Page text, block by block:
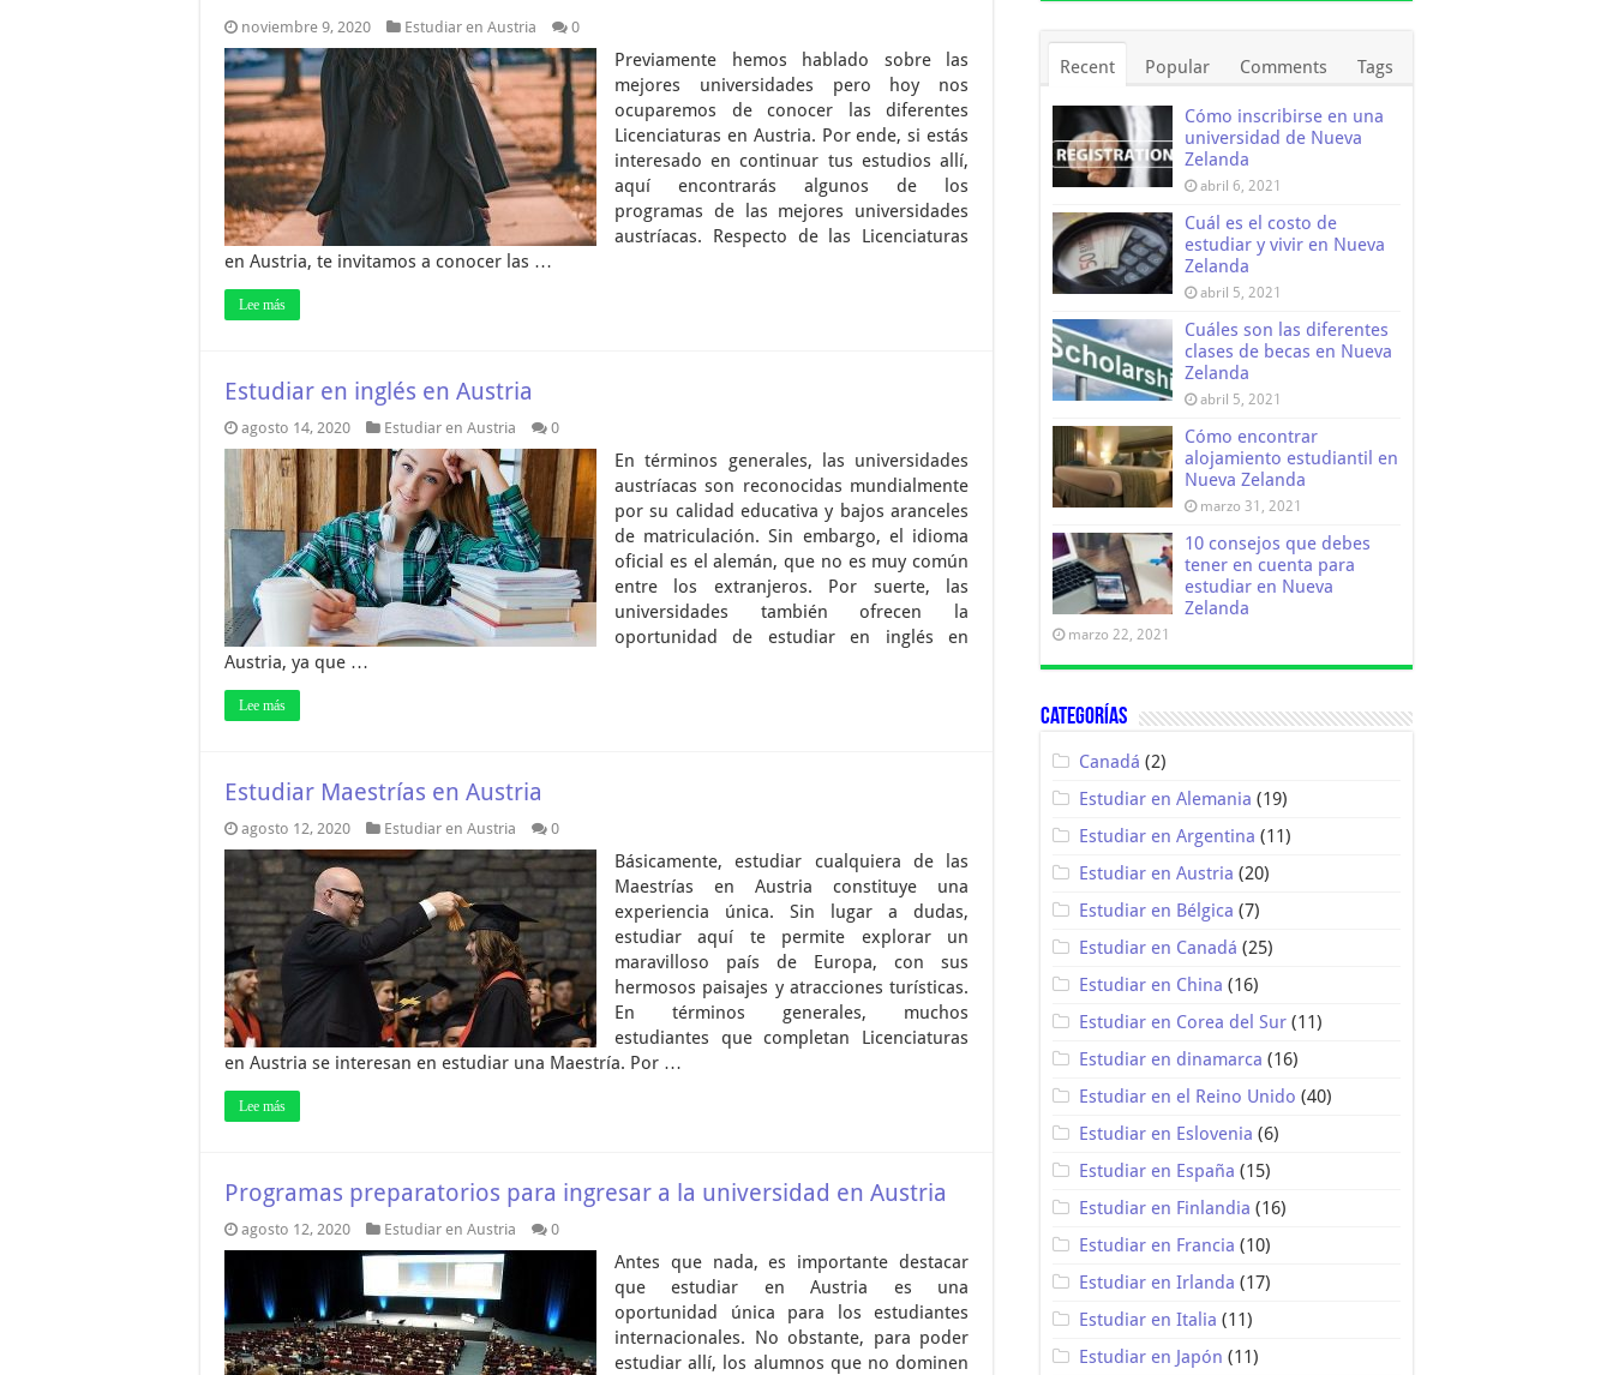
noviembre 9, 2020 Estudiar en Austria 0
Previamente hemos hablado sobre las
mejores universidades pero hoy nos
ocuparemos de conocer las diferentes
Licenciaturas en Austria. Por ende, si estás
interesado en continuar tus estudios allí,
aquí encontrarás algunos de los
programas de las mejores universidades
austríacas. Respecto de las Licenciaturas
en Austria, te invitamos a conocer las …
Lee más
Estudiar en inglés en Austria
agosto 14, 2020 Estudiar en Austria 0
En términos generales, las universidades
austríacas son reconocidas mundialmente
por su calidad educativa y bajos aranceles
de matriculación. Sin embargo, el idioma
oficial es el alemán, que no es muy común
entre los extranjeros. Por suerte, las
universidades también ofrecen la
oportunidad de estudiar en inglés en
Austria, ya que …
Lee más
Estudiar Maestrías en Austria
agosto 12, 2020 Estudiar en Austria 0
Básicamente, estudiar cualquiera de las
Maestrías en Austria constituye una
experiencia única. Sin lugar a dudas,
estudiar aquí te permite explorar un
maravilloso país de Europa, con sus
hermosos paisajes y atracciones turísticas.
En términos generales, muchos
estudiantes que completan Licenciaturas
en Austria se interesan en estudiar una Maestría. Por …
Lee más
Programas preparatorios para ingresar a la universidad en Austria
agosto 12, 2020 Estudiar en Austria 0
Antes que nada, es importante destacar
que estudiar en Austria es una
oportunidad única para los estudiantes
internacionales. No obstante, para poder
estudiar allí, los alumnos que no dominen
Recent Popular Comments Tags
Cómo inscribirse en una
universidad de Nueva
Zelanda
abril 6, 2021
Cuál es el costo de
estudiar y vivir en Nueva
Zelanda
abril 5, 2021
Cuáles son las diferentes
clases de becas en Nueva
Zelanda
abril 5, 2021
Cómo encontrar
alojamiento estudiantil en
Nueva Zelanda
marzo 31, 2021
10 consejos que debes
tener en cuenta para
estudiar en Nueva
Zelanda
marzo 22, 2021
Categorías
Canadá (2)
Estudiar en Alemania (19)
Estudiar en Argentina (11)
Estudiar en Austria (20)
Estudiar en Bélgica (7)
Estudiar en Canadá (25)
Estudiar en China (16)
Estudiar en Corea del Sur(11)
Estudiar en dinamarca (16)
Estudiar en el Reino Unido (40)
Estudiar en Eslovenia (6)
Estudiar en España (15)
Estudiar en Finlandia (16)
Estudiar en Francia (10)
Estudiar en Irlanda (17)
Estudiar en Italia (11)
Estudiar en Japón (11)